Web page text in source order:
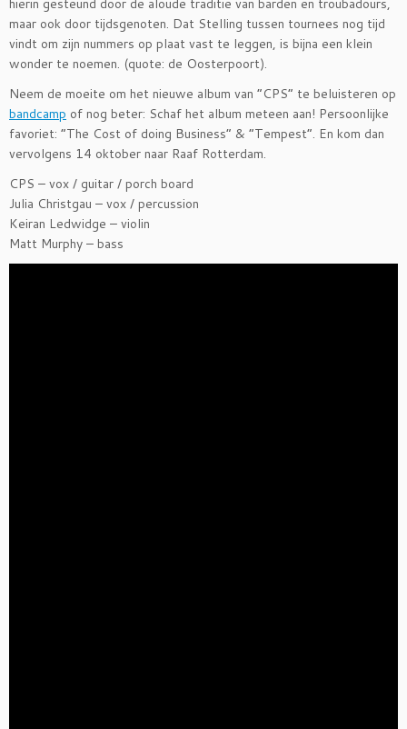
hierin gesteund door de aloude traditie van barden en troubadours,
maar ook door tijdsgenoten. Dat Stelling tussen tournees nog tijd
vindt om zijn nummers op plaat vast te leggen, is bijna een klein
wonder te noemen. (quote: de Oosterpoort).
Neem de moeite om het nieuwe album van “CPS” te beluisteren op
bandcamp of nog beter: Schaf het album meteen aan! Persoonlijke
favoriet: “The Cost of doing Business” & “Tempest”. En kom dan
vervolgens 14 oktober naar Raaf Rotterdam.
CPS – vox / guitar / porch board
Julia Christgau – vox / percussion
Keiran Ledwidge – violin
Matt Murphy – bass